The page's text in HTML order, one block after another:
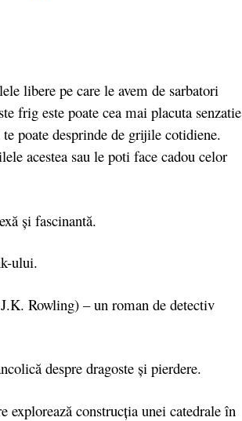
libere pe care le avem de sarbatori
frig este poate cea mai placuta senzatie
poate desprinde de grijile cotidiene.
acestea sau le poti face cadou celor
și fascinantă.
ului.
Rowling) – un roman de detectiv
despre dragoste și pierdere.
explorează construcția unei catedrale în